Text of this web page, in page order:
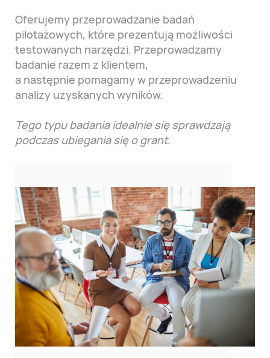
Oferujemy przeprowadzanie badań
pilotażowych, które prezentują możliwości
testowanych narzędzi. Przeprowadzamy
badanie razem z klientem,
a następnie pomagamy w przeprowadzeniu
analizy uzyskanych wyników.
Tego typu badania idealnie się sprawdzają
podczas ubiegania się o grant.